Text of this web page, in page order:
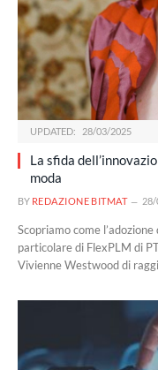
UPDATED: 28/03/2025
La sfida
moda
BY REDAZIONE BITMAT
Scopriamo come
particolare di FlexPLM di
Vivienne Westwood di